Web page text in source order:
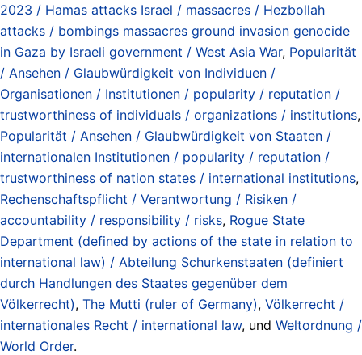
2023 / Hamas attacks Israel / massacres / Hezbollah
attacks / bombings massacres ground invasion genocide
in Gaza by Israeli government / West Asia War, Popularität
/ Ansehen / Glaubwürdigkeit von Individuen /
Organisationen / Institutionen / popularity / reputation /
trustworthiness of individuals / organizations / institutions,
Popularität / Ansehen / Glaubwürdigkeit von Staaten /
internationalen Institutionen / popularity / reputation /
trustworthiness of nation states / international institutions,
Rechenschaftspflicht / Verantwortung / Risiken /
accountability / responsibility / risks, Rogue State
Department (defined by actions of the state in relation to
international law) / Abteilung Schurkenstaaten (definiert
durch Handlungen des Staates gegenüber dem
Völkerrecht), The Mutti (ruler of Germany), Völkerrecht /
internationales Recht / international law, und Weltordnung /
World Order.